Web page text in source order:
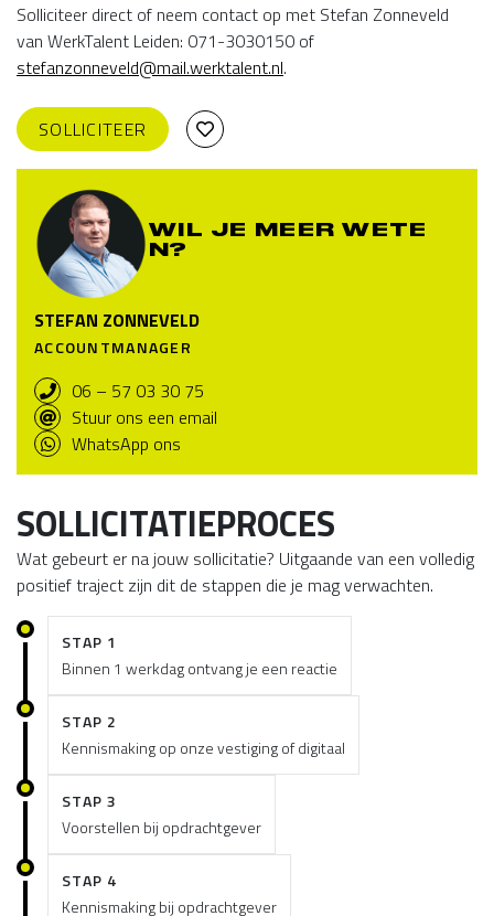
Solliciteer direct of neem contact op met Stefan Zonneveld
van WerkTalent Leiden: 071-3030150 of
stefanzonneveld@mail.werktalent.nl.
SOLLICITEER
WIL JE MEER WETE
N?
STEFAN ZONNEVELD
ACCOUNTMANAGER
06 – 57 03 30 75
Stuur ons een email
WhatsApp ons
SOLLICITATIEPROCES
Wat gebeurt er na jouw sollicitatie? Uitgaande van een volledig
positief traject zijn dit de stappen die je mag verwachten.
STAP 1
Binnen 1 werkdag ontvang je een reactie
STAP 2
Kennismaking op onze vestiging of digitaal
STAP 3
Voorstellen bij opdrachtgever
STAP 4
Kennismaking bij opdrachtgever